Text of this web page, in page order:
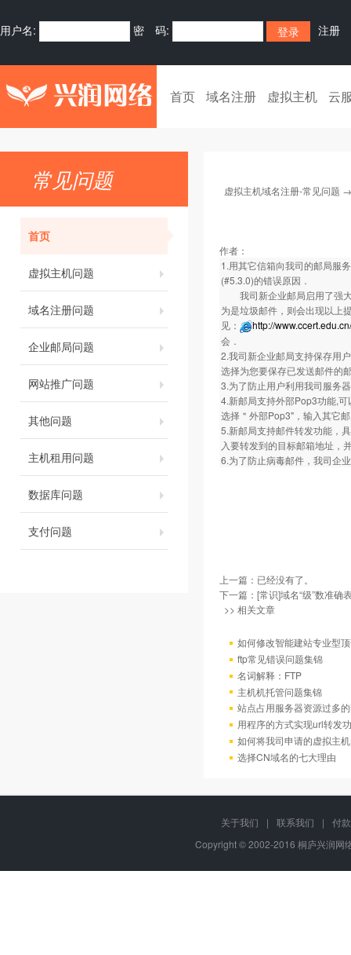
用户名: 密 码: 注册
首页 域名注册 虚拟主机 云
常见问题
首页
虚拟主机问题
域名注册问题
企业邮局问题
网站推广问题
其他问题
主机租用问题
数据库问题
支付问题
虚拟主机域名注册-常见问题
作者：
1.用其它信箱向我司的邮局服
(#5.3.0)的错误原因．
我司新企业邮局启用了强大
为是垃圾邮件，则会出现以上
见：
http://
会．
2.我司新企业邮局支持保存用
选择为您要保存已发送邮件的
3.为了防止用户利用我司服务
4.新邮局支持外部Pop3功能,
选择＂外部Pop3"，输入其它
5.新邮局支持邮件转发功能，
入要转发到的目标邮箱地址，
6.为了防止病毒邮件，我司企
上一篇：已经没有了。
下一篇： [常识]域名“级”数准确
>> 相关文章
如何修改智能建站专业型
ftp常见错误问题集锦
名词解释：FTP
主机机托管问题集锦
站点占用服务器资源过多
用程序的方式实现url转发
如何将我司申请的虚拟主
选择CN域名的七大理由
关于我们 | 联系我们 |
付
Copyright © 2002-2016 桐庐兴润